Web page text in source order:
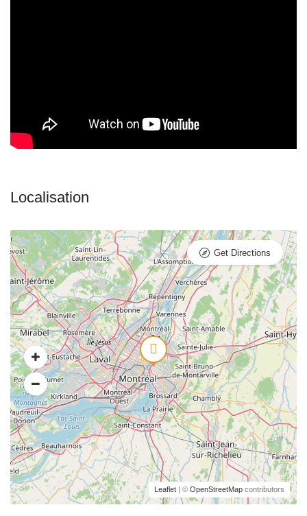
Leaflet | © OpenStreetMap contributors
Get Directions